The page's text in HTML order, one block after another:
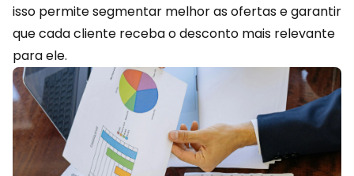
isso permite segmentar melhor as ofertas e garantir
que cada cliente receba o desconto mais relevante
para ele.